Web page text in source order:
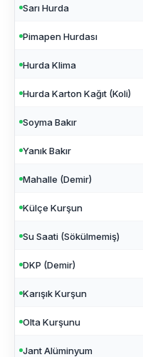
Sarı Hurda
Pimapen Hurdası
Hurda Klima
Hurda Karton Kağıt (Koli)
Soyma Bakır
Yanık Bakır
Mahalle (Demir)
Külçe Kurşun
Su Saati (Sökülmemiş)
DKP (Demir)
Karışık Kurşun
Olta Kurşunu
Jant Alüminyum